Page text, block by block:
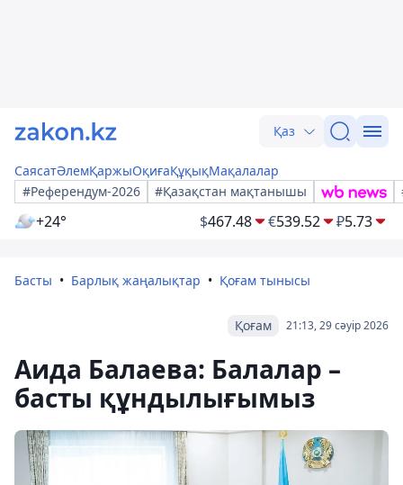
Қаз
СаясатӘлемҚаржыОқиғаҚұқықМақалалар
#Референдум-2026
#Қазақстан мақтанышы
+24° $467.48 €539.52 ₽5.73
Басты Барлық жаңалықтар Қоғам тынысы
21:13, 29 сәуір 2026
Қоғам
Аида Балаева: Балалар –
басты құндылығымыз